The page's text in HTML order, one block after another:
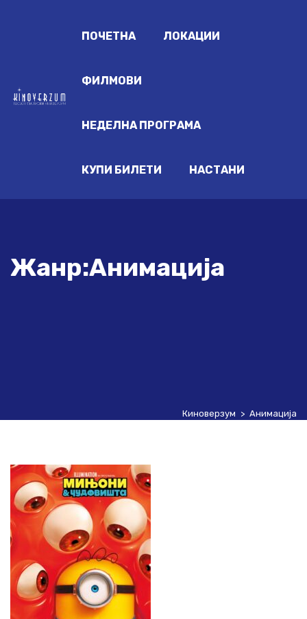
ПОЧЕТНА ЛОКАЦИИ
ФИЛМОВИ
НЕДЕЛНА ПРОГРАМА
КУПИ БИЛЕТИ НАСТАНИ
Жанр:Анимација
Киноверзум > Анимација